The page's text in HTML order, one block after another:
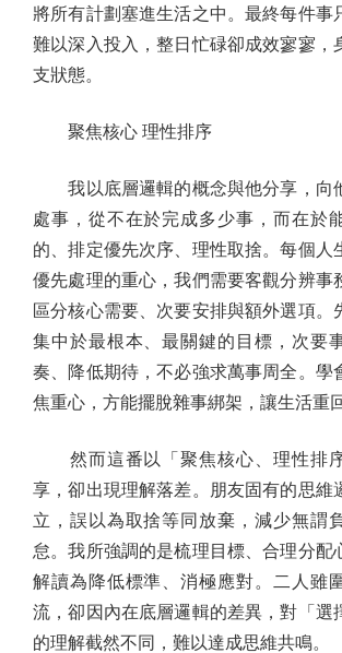
將所有計劃塞進生活之中。最終每件事
難以深入投入，整日忙碌卻成效寥寥，
支狀態。
聚焦核心 理性排序
我以底層邏輯的概念與他分享，向
處事，從不在於完成多少事，而在於
的、排定優先次序、理性取捨。每個人
優先處理的重心，我們需要客觀分辨事
區分核心需要、次要安排與額外選項。
集中於最根本、最關鍵的目標，次要
奏、降低期待，不必強求萬事周全。學
焦重心，方能擺脫雜事綁架，讓生活重
然而這番以「聚焦核心、理性排
享，卻出現理解落差。朋友固有的思維
立，誤以為取捨等同放棄，減少無謂
怠。我所強調的是梳理目標、合理分配
解讀為降低標準、消極應對。二人雖
流，卻因內在底層邏輯的差異，對「選
的理解截然不同，難以達成思維共鳴。